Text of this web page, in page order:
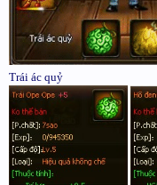
Trái ác quỷ